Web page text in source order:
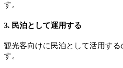
す。
3. 民泊として運用する
観光客向けに民泊として活用す
す。